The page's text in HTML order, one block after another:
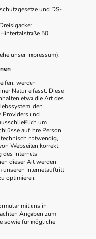
und DS-
50,
unser Impressum).
werden
Natur erfasst. Diese
etwa die Art des
den
Providers und
um
auf Ihre Person
notwendig,
Webseiten korrekt
des Internets
dieser Art werden
unseren Internetauftritt
optimieren.
mit uns in
Angaben zum
sowie für mögliche